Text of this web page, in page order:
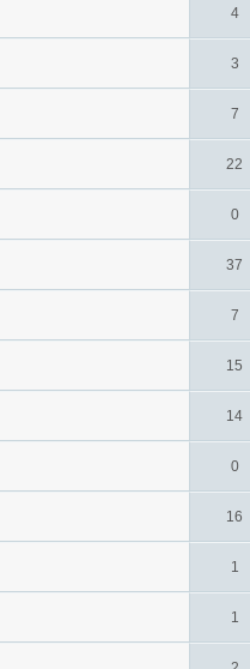
4
3
7
22
0
37
7
15
14
0
16
1
1